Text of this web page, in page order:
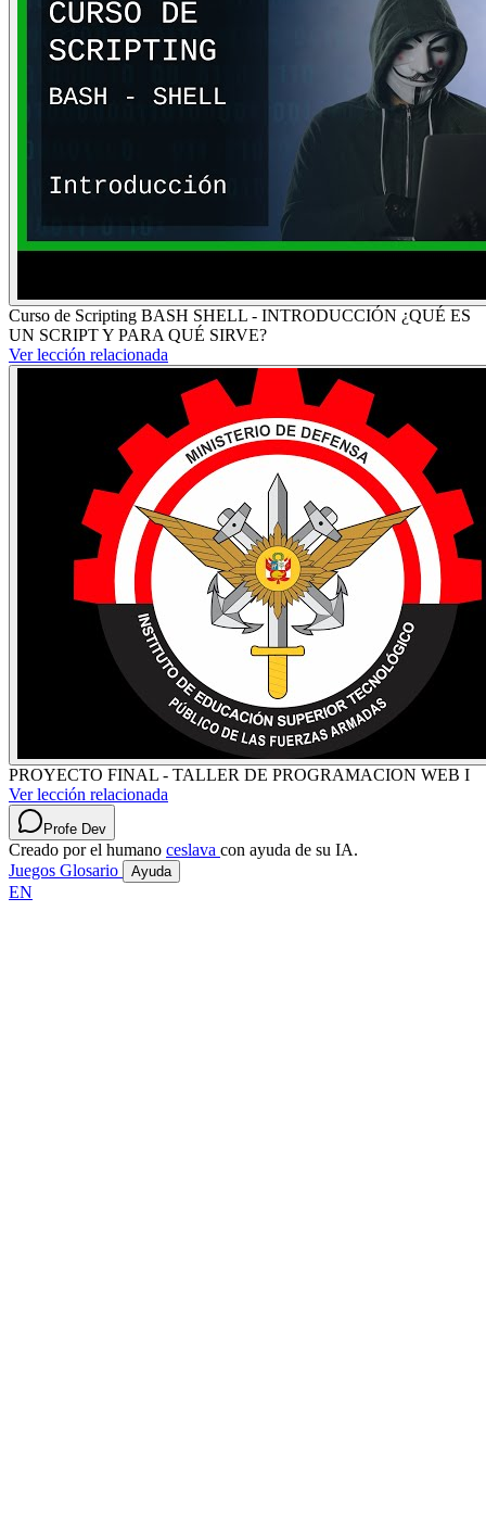
Curso de Scripting BASH SHELL - INTRODUCCIÓN ¿QUÉ ES
UN SCRIPT Y PARA QUÉ SIRVE?
Ver lección relacionada
PROYECTO FINAL - TALLER DE PROGRAMACION WEB I
Ver lección relacionada
Profe Dev
Creado por el humano ceslava con ayuda de su IA.
Juegos Glosario Ayuda
EN